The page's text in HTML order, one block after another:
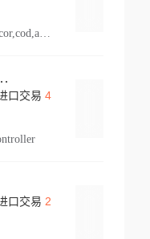
vehicle,pl 2,arts,home decor,cod,amusement ride,sea
Inc.
口交易 4
口交易 2